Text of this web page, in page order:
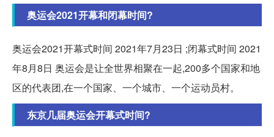
奥运会2021开幕和闭幕时间?
奥运会2021开幕式时间 2021年7月23日 ;闭幕式时间 2021
年8月8日 奥运会是让全世界相聚在一起,200多个国家和地
区的代表团,在一个国家、一个城市、一个运动员村。
东京几届奥运会开幕式时间?